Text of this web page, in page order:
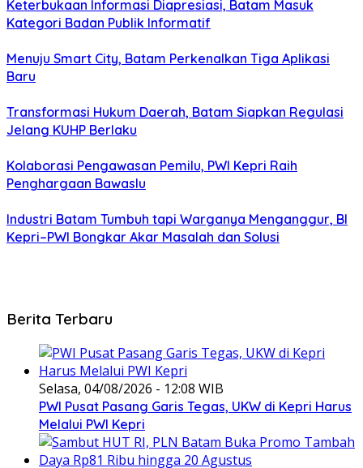
Keterbukaan Informasi Diapresiasi, Batam Masuk
Kategori Badan Publik Informatif
Menuju Smart City, Batam Perkenalkan Tiga Aplikasi
Baru
Transformasi Hukum Daerah, Batam Siapkan Regulasi
Jelang KUHP Berlaku
Kolaborasi Pengawasan Pemilu, PWI Kepri Raih
Penghargaan Bawaslu
Industri Batam Tumbuh tapi Warganya Menganggur, BI
Kepri–PWI Bongkar Akar Masalah dan Solusi
Berita Terbaru
Selasa, 04/08/2026 - 12:08 WIB
PWI Pusat Pasang Garis Tegas, UKW di Kepri Harus
Melalui PWI Kepri